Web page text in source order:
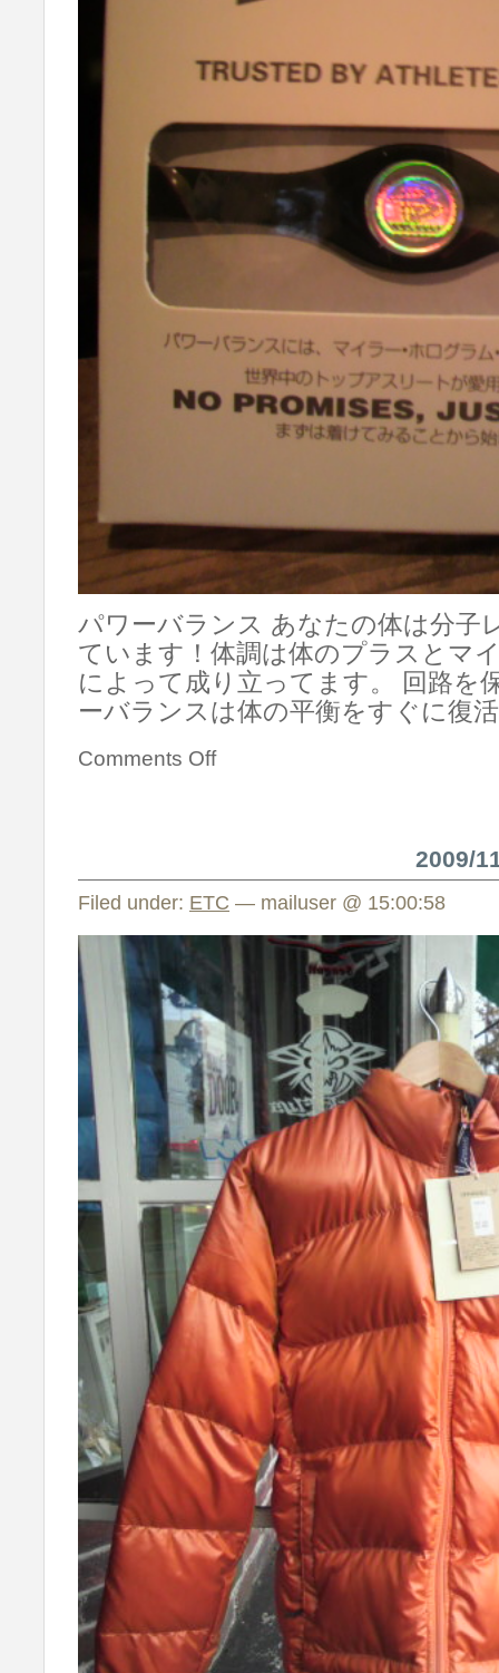
パワーバランス あなたの体は分子
ています！体調は体のプラスとマ
によって成り立ってます。 回路を
ーバランスは体の平衡をすぐに復
Comments Off
2009/
Filed under: ETC — mailuser @ 15:00:58